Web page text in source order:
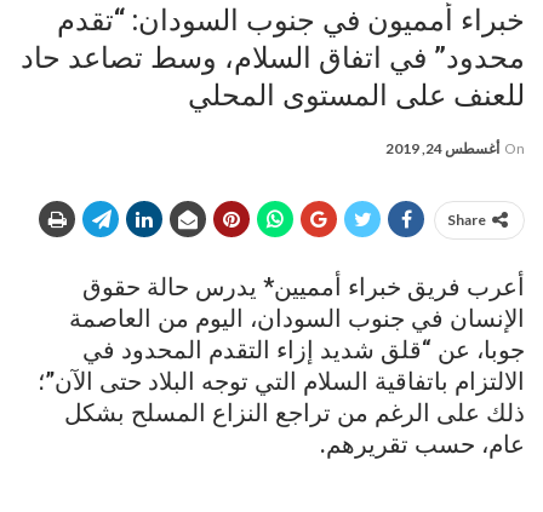
خبراء أمميون في جنوب السودان: “تقدم
محدود” في اتفاق السلام، وسط تصاعد حاد
للعنف على المستوى المحلي
On أغسطس 24, 2019
Share
أعرب فريق خبراء أمميين* يدرس حالة حقوق
الإنسان في جنوب السودان، اليوم من العاصمة
جوبا، عن “قلق شديد إزاء التقدم المحدود في
الالتزام باتفاقية السلام التي توجه البلاد حتى الآن”؛
ذلك على الرغم من تراجع ​​النزاع المسلح بشكل
عام، حسب تقريرهم.